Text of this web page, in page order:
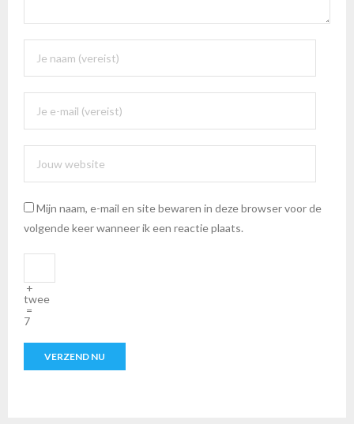
Mijn naam, e-mail en site bewaren in deze browser voor de
volgende keer wanneer ik een reactie plaats.
+
twee
=
7